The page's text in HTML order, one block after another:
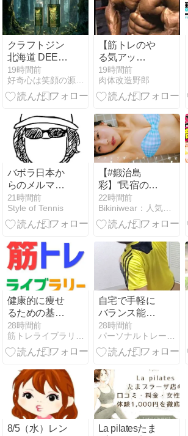
クラフトジン
北海道 DEEP
GREEN JIN
19時間前
好奇心は笑顔の源！話題のアイテムと時事ネタ日記
【筋トレのや
る気アッ
プ！】筋トレ
時の力こぶモ
リッモリッ＆
ジッ
19時間前
肉体改造野郎
バボラ日本か
らのメルマガ
によるとイン
ターハイ団体
がバボラ祭り
21時間前
Style of Tennis
【#鍛治島
彩】“民宿の看
板娘”をテーマ
に、ただただ
笑顔に癒やさ
ジタル写真集
『Laugh
away！』好評
発売中！ Aya
Kajishima ア
ップアップガ
ールズ(2)
22時間前
Bikiniwear：人気のグラビア・ビキニ女優の動画サイト
健康的に痩せ
るための基本
的な運動・食
事の方法につ
いて【ダイエ
レ・有酸素運
動・食事・睡
眠】
28時間前
筋トレライブラリー - byD'sBLOG
自宅で手軽に
バランス能力
向上
28時間前
パーソナルトレーナー依田裕章のブログ
8/5（水）レン
La pilatesたま